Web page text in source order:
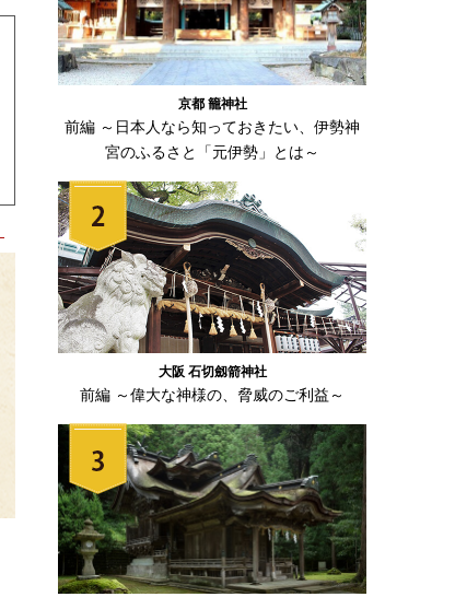
京都 籠神社
前編 ～日本人なら知っておきたい、伊勢神
宮のふるさと「元伊勢」とは～
大阪 石切劔箭神社
前編 ～偉大な神様の、脅威のご利益～